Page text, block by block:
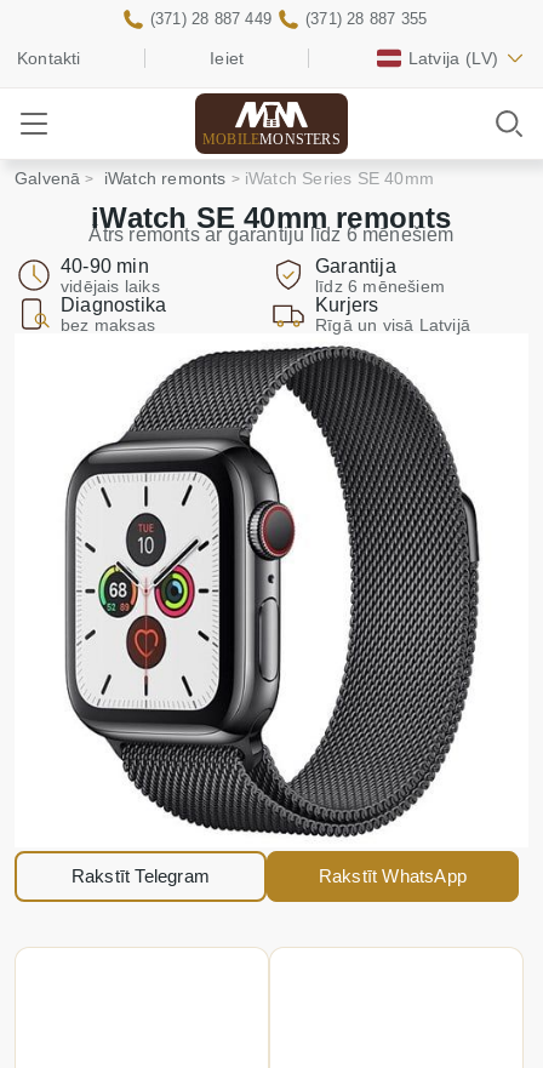
Kontakti Ieiet Latvija (LV)
(371) 28 887 449 (371) 28 887 355
MOBILEMONSTERS
Galvenā iWatch remonts iWatch Series SE 40mm
iWatch SE 40mm remonts
Ātrs remonts ar garantiju līdz 6 mēnešiem
40-90 min
vidējais laiks
Garantija
līdz 6 mēnešiem
Diagnostika
bez maksas
Kurjers
Rīgā un visā Latvijā
Rakstīt Telegram Rakstīt WhatsApp